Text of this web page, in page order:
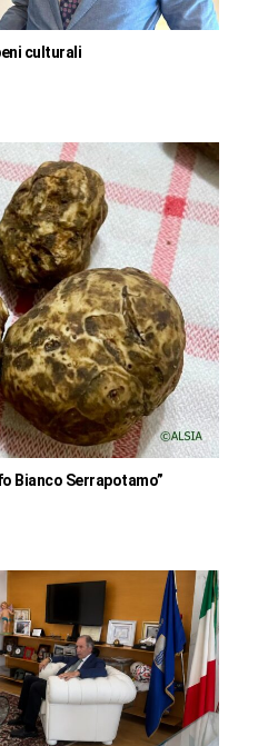
culturali
Bianco Serrapotamo”